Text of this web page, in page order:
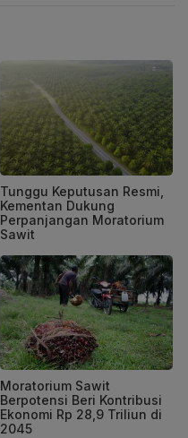
Tunggu Keputusan Resmi,
Kementan Dukung
Perpanjangan Moratorium
Sawit
Moratorium Sawit
Berpotensi Beri Kontribusi
Ekonomi Rp 28,9 Triliun di
2045